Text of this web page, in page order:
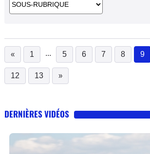
« 1 ... 5 6 7 8 9
12 13 »
DERNIÈRES VIDÉOS